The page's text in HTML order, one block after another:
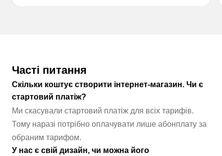
Часті питання
Скільки коштує створити інтернет-магазин. Чи є
стартовий платіж?
Ми скасували стартовий платіж для всіх тарифів.
Тому наразі потрібно оплачувати лише абонплату за
обраним тарифом.
У нас є свій дизайн, чи можна його